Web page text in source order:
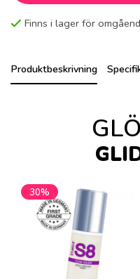
Finns i lager för
Produktbeskrivning
30%